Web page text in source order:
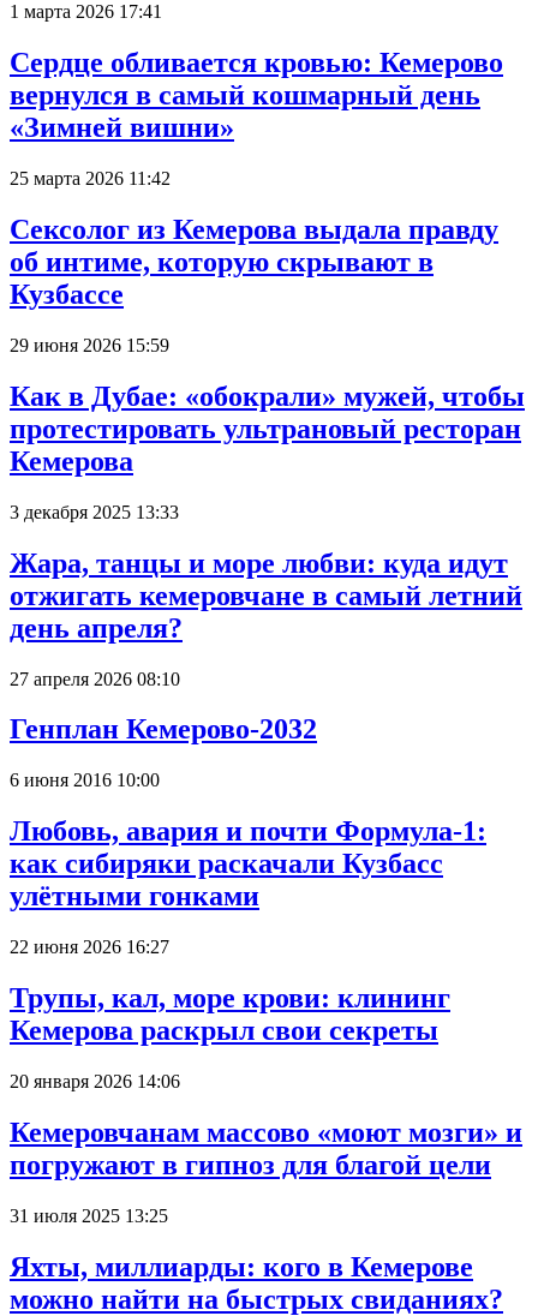
1 марта 2026 17:41
Сердце обливается кровью: Кемерово
вернулся в самый кошмарный день
«Зимней вишни»
25 марта 2026 11:42
Сексолог из Кемерова выдала правду
об интиме, которую скрывают в
Кузбассе
29 июня 2026 15:59
Как в Дубае: «обокрали» мужей, чтобы
протестировать ультрановый ресторан
Кемерова
3 декабря 2025 13:33
Жара, танцы и море любви: куда идут
отжигать кемеровчане в самый летний
день апреля?
27 апреля 2026 08:10
Генплан Кемерово-2032
6 июня 2016 10:00
Любовь, авария и почти Формула-1:
как сибиряки раскачали Кузбасс
улётными гонками
22 июня 2026 16:27
Трупы, кал, море крови: клининг
Кемерова раскрыл свои секреты
20 января 2026 14:06
Кемеровчанам массово «моют мозги» и
погружают в гипноз для благой цели
31 июля 2025 13:25
Яхты, миллиарды: кого в Кемерове
можно найти на быстрых свиданиях?